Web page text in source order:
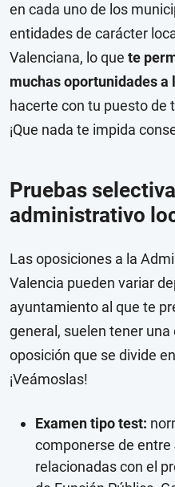
en cada uno de los
entidades de carácter
Valenciana, lo que te
muchas oportunidades a
hacerte con tu puesto de
¡Que nada te impida
Pruebas
administrativo
Las oposiciones a la
Valencia pueden variar
ayuntamiento al que te
general, suelen tener
oposición que se divide
¡Veámoslas!
Examen tipo test:
componerse de
relacionadas con el